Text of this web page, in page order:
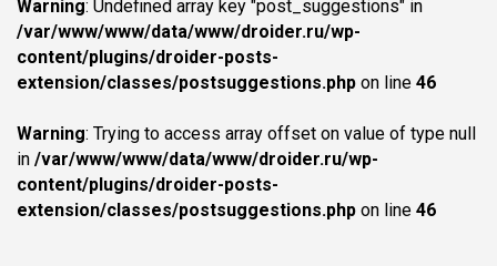
Warning: Undefined array key "post_suggestions" in
/var/www/www/data/www/droider.ru/wp-
content/plugins/droider-posts-
extension/classes/postsuggestions.php on line 46
Warning: Trying to access array offset on value of type null
in /var/www/www/data/www/droider.ru/wp-
content/plugins/droider-posts-
extension/classes/postsuggestions.php on line 46